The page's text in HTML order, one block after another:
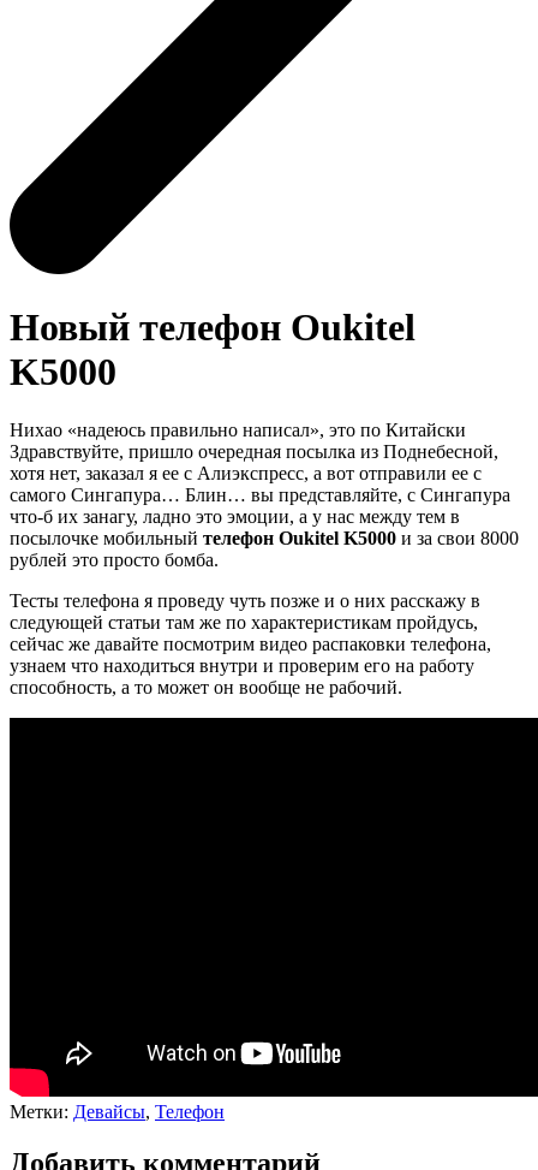
Новый телефон Oukitel
K5000
Нихао «надеюсь правильно написал», это по Китайски
Здравствуйте, пришло очередная посылка из Поднебесной,
хотя нет, заказал я ее с Алиэкспресс, а вот отправили ее с
самого Сингапура… Блин… вы представляйте, с Сингапура
что-б их занагу, ладно это эмоции, а у нас между тем в
посылочке мобильный телефон Oukitel K5000 и за свои 8000
рублей это просто бомба.
Тесты телефона я проведу чуть позже и о них расскажу в
следующей статьи там же по характеристикам пройдусь,
сейчас же давайте посмотрим видео распаковки телефона,
узнаем что находиться внутри и проверим его на работу
способность, а то может он вообще не рабочий.
Метки: Девайсы, Телефон
Добавить комментарий